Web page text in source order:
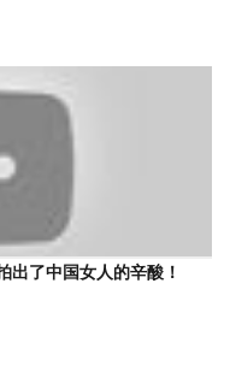
出了中国女人的辛酸！